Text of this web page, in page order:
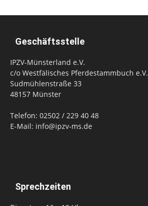
Geschäftsstelle
IPZV-Münsterland e.V.
c/o Westfälisches Pferdestammbuch e.V.
Sudmühlenstraße 33
48157 Münster
Telefon: 02502 / 229 40 48
E-Mail: info@ipzv-ms.de
Sprechzeiten